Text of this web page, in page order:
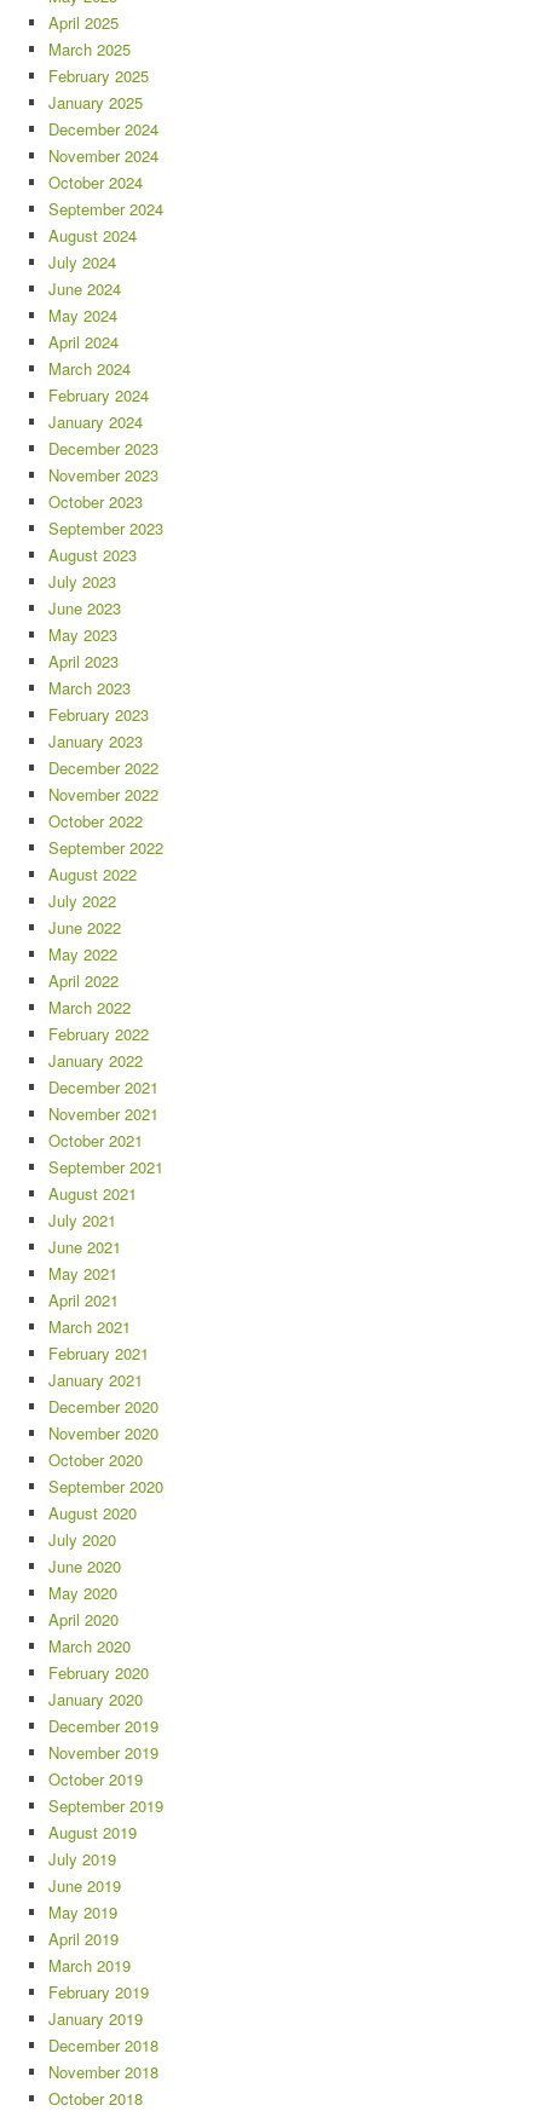
April 2025
March 2025
February 2025
January 2025
December 2024
November 2024
October 2024
September 2024
August 2024
July 2024
June 2024
May 2024
April 2024
March 2024
February 2024
January 2024
December 2023
November 2023
October 2023
September 2023
August 2023
July 2023
June 2023
May 2023
April 2023
March 2023
February 2023
January 2023
December 2022
November 2022
October 2022
September 2022
August 2022
July 2022
June 2022
May 2022
April 2022
March 2022
February 2022
January 2022
December 2021
November 2021
October 2021
September 2021
August 2021
July 2021
June 2021
May 2021
April 2021
March 2021
February 2021
January 2021
December 2020
November 2020
October 2020
September 2020
August 2020
July 2020
June 2020
May 2020
April 2020
March 2020
February 2020
January 2020
December 2019
November 2019
October 2019
September 2019
August 2019
July 2019
June 2019
May 2019
April 2019
March 2019
February 2019
January 2019
December 2018
November 2018
October 2018